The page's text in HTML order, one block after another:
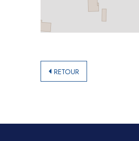
RETOUR